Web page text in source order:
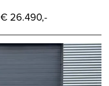
€ 26.490,-